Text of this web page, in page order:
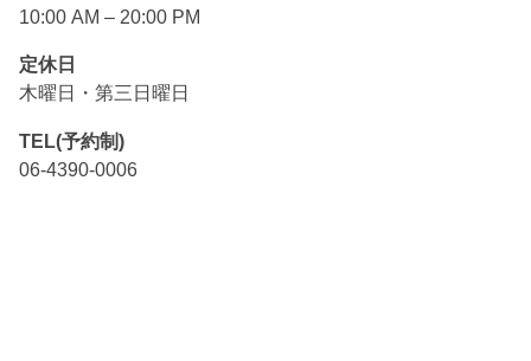
10:00 AM – 20:00 PM
定休日
木曜日・第三日曜日
TEL(予約制)
06-4390-0006